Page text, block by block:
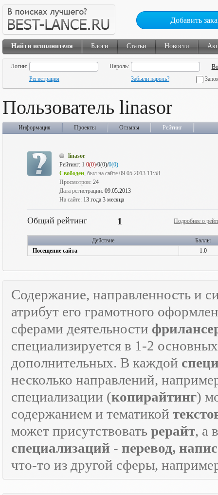
Добавить
Найти исполнителя Блоги Статьи Новости
Логин:
Пароль:
Регистрация
Забыли пароль?
Пользователь linasor
Информация Проекты Отзывы Рейтинг
linasor
Рейтинг: 1 0(0)/0(0)/0(0)
Свободен, был на сайте 09.05.2013 11:58
Просмотров: 24
Дата регистрации: 09.05.2013
На сайте: 13 года 3 месяца
Общий рейтинг 1 Подробнее о
Действие
Баллы
Посещение сайта
1.0
Содержание, направленность и
атрибут его грамотного
сферами деятельности
специализируется в 1-2
дополнительных. В каждой
несколько направлений,
специализации (копирайтинг)
содержанием и тематикой
может присутствовать рерайт, а
специализаций - перевод,
что-то из другой сферы,